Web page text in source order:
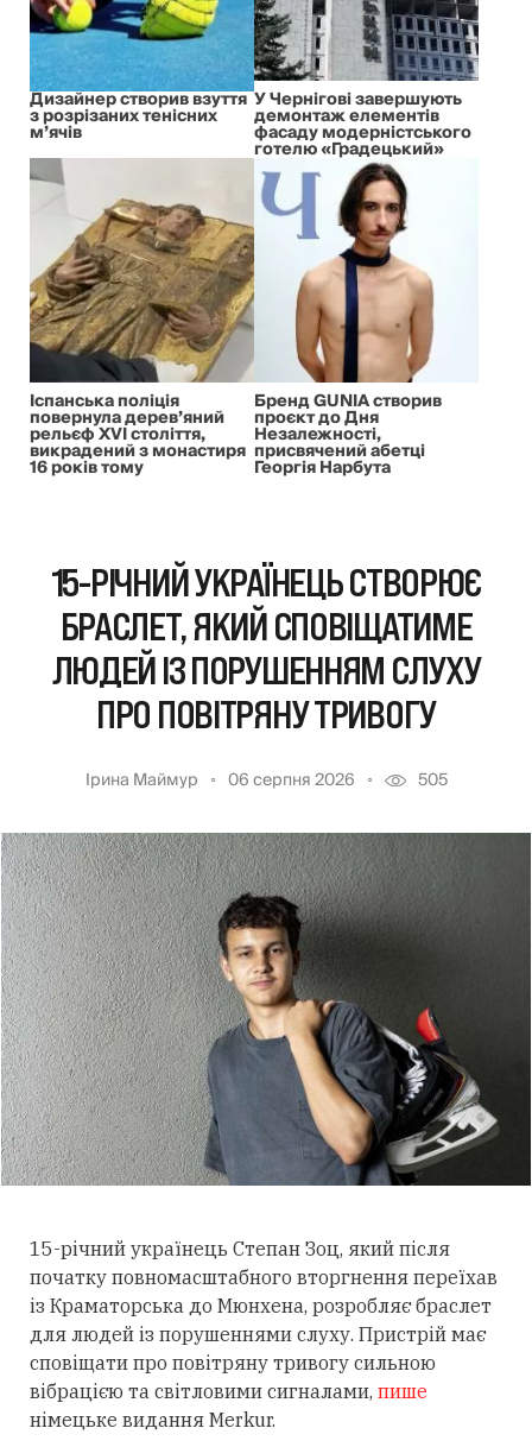
Дизайнер створив взуття
з розрізаних тенісних
м’ячів
У Чернігові завершують
демонтаж елементів
фасаду модерністського
готелю «Градецький»
Іспанська поліція
повернула дерев’яний
рельєф XVI століття,
викрадений з монастиря
16 років тому
Бренд GUNIA створив
проєкт до Дня
Незалежності,
присвячений абетці
Георгія Нарбута
15-РІЧНИЙ УКРАЇНЕЦЬ СТВОРЮЄ
БРАСЛЕТ, ЯКИЙ СПОВІЩАТИМЕ
ЛЮДЕЙ ІЗ ПОРУШЕННЯМ СЛУХУ
ПРО ПОВІТРЯНУ ТРИВОГУ
Ірина Маймур 06 серпня 2026 505
15-річний українець Степан Зоц, який після
початку повномасштабного вторгнення переїхав
із Краматорська до Мюнхена, розробляє браслет
для людей із порушеннями слуху. Пристрій має
сповіщати про повітряну тривогу сильною
вібрацією та світловими сигналами, пише
німецьке видання Merkur.